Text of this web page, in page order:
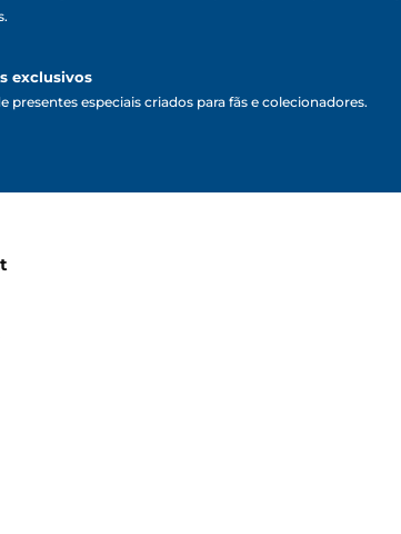
exclusivos
presentes especiais criados para fãs e colecionadores.